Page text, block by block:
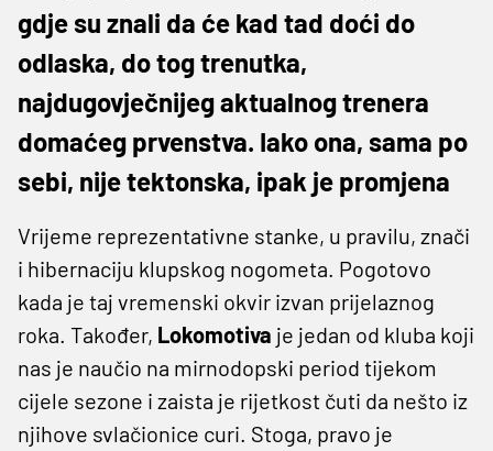
gdje su znali da će kad tad doći do
odlaska, do tog trenutka,
najdugovječnijeg aktualnog trenera
domaćeg prvenstva. Iako ona, sama po
sebi, nije tektonska, ipak je promjena
Vrijeme reprezentativne stanke, u pravilu, znači
i hibernaciju klupskog nogometa. Pogotovo
kada je taj vremenski okvir izvan prijelaznog
roka. Također, Lokomotiva je jedan od kluba koji
nas je naučio na mirnodopski period tijekom
cijele sezone i zaista je rijetkost čuti da nešto iz
njihove svlačionice curi. Stoga, pravo je